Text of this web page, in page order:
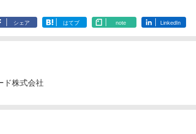
シェア はてブ note LinkedIn
ド株式会社